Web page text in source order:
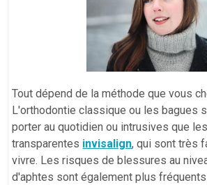
Tout dépend de la méthode que vous
L'orthodontie classique ou les bagues
porter au quotidien ou intrusives que
transparentes invisalign, qui sont très
vivre. Les risques de blessures au
d'aphtes sont également plus